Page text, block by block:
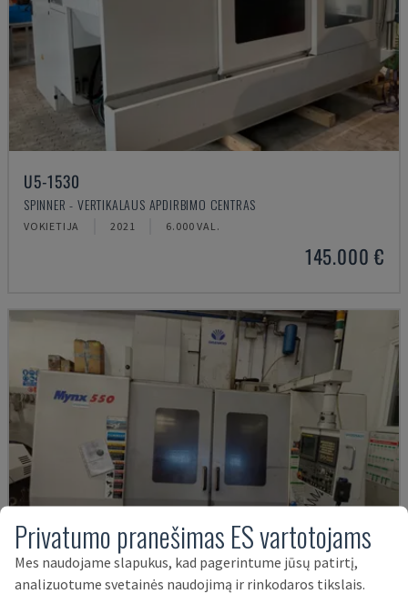
U5-1530
SPINNER - VERTIKALAUS APDIRBIMO CENTRAS
VOKIETIJA 2021 6.000 VAL.
145.000 €
Privatumo pranešimas ES vartotojams
Mes naudojame slapukus, kad pagerintume jūsų patirtį,
analizuotume svetainės naudojimą ir rinkodaros tikslais.